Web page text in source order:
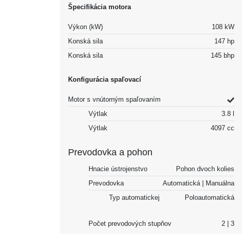
Špecifikácia motora
Výkon (kW)
108 kW
Konská sila
147 hp
Konská sila
145 bhp
Konfigurácia spaľovací
Motor s vnútorným spaľovaním
Výtlak
3.8 l
Výtlak
4097 cc
Prevodovka a pohon
Hnacie ústrojenstvo
Pohon dvoch kolies
Prevodovka
Automatická | Manuálna
Typ automatickej
Poloautomatická
Počet prevodových stupňov 2 | 3